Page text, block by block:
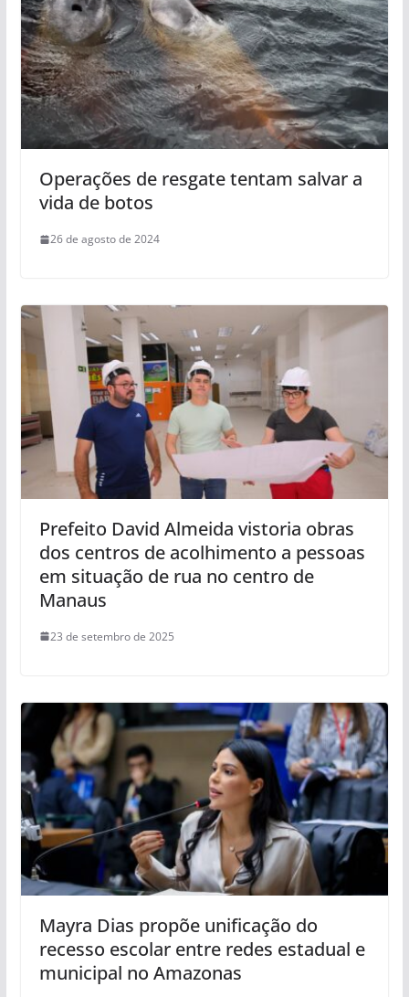
Operações de resgate tentam salvar a
vida de botos
26 de agosto de 2024
Prefeito David Almeida vistoria obras
dos centros de acolhimento a pessoas
em situação de rua no centro de
Manaus
23 de setembro de 2025
Mayra Dias propõe unificação do
recesso escolar entre redes estadual e
municipal no Amazonas